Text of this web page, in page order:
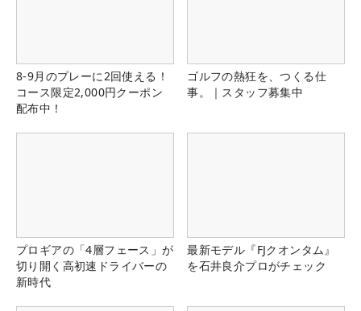
8-9月のプレーに2回使える！
コース限定2,000円クーポン
配布中！
ゴルフの熱狂を、つくる仕
事。｜スタッフ募集中
プロギアの「4層フェース」が
切り開く高初速ドライバーの
新時代
最新モデル『FJクオンタム』
を石井良介プロがチェック